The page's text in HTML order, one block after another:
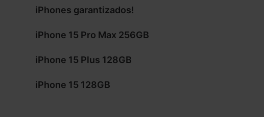
iPhones garantizados!
iPhone 15 Pro Max 256GB
iPhone 15 Plus 128GB
iPhone 15 128GB